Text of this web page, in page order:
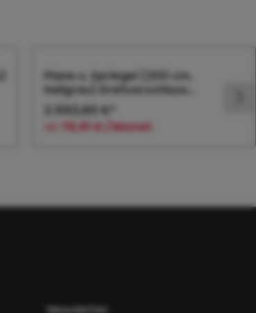
Plane u. Spriegel (200 cm,
hellgrau) Drehverschluss
(empfiehlt bei Bl.
2.553,60 €*
ab 76,61 € / Monat